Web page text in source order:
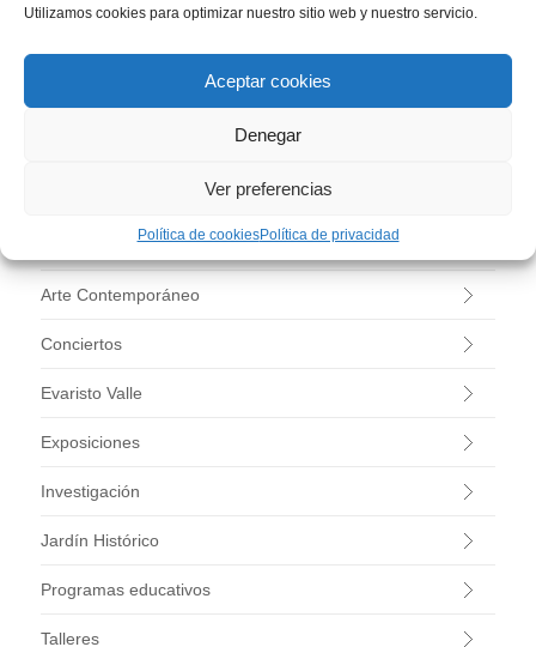
Utilizamos cookies para optimizar nuestro sitio web y nuestro servicio.
Aceptar cookies
Denegar
Ver preferencias
Política de cookiesPolítica de privacidad
Arte Contemporáneo
Conciertos
Evaristo Valle
Exposiciones
Investigación
Jardín Histórico
Programas educativos
Talleres